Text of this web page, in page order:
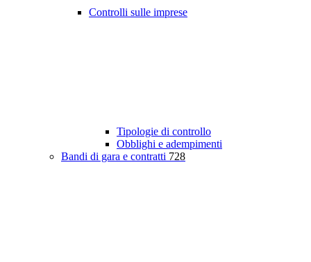
Controlli sulle imprese
Tipologie di controllo
Obblighi e adempimenti
Bandi di gara e contratti 728